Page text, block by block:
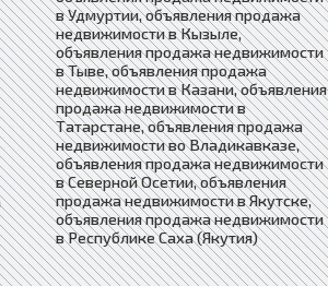
в Удмуртии, объявления продажа
недвижимости в Кызыле,
объявления продажа недвижимости
в Тыве, объявления продажа
недвижимости в Казани, объявления
продажа недвижимости в
Татарстане, объявления продажа
недвижимости во Владикавказе,
объявления продажа недвижимости
в Северной Осетии, объявления
продажа недвижимости в Якутске,
объявления продажа недвижимости
в Республике Саха (Якутия)